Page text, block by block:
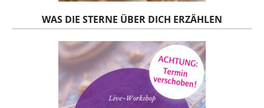
WAS DIE STERNE ÜBER DICH ERZÄHLEN